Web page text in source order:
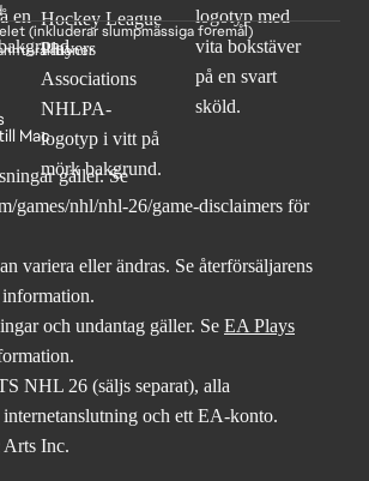
(inkluderar slumpmässiga föremål)
Mac
gäller. Se
games/nhl/nhl-26/game-disclaimers för
variera eller ändras. Se återförsäljarens
och undantag gäller. Se EA Plays
NHL 26 (säljs separat), alla
internetanslutning och ett EA-konto.
Inc.